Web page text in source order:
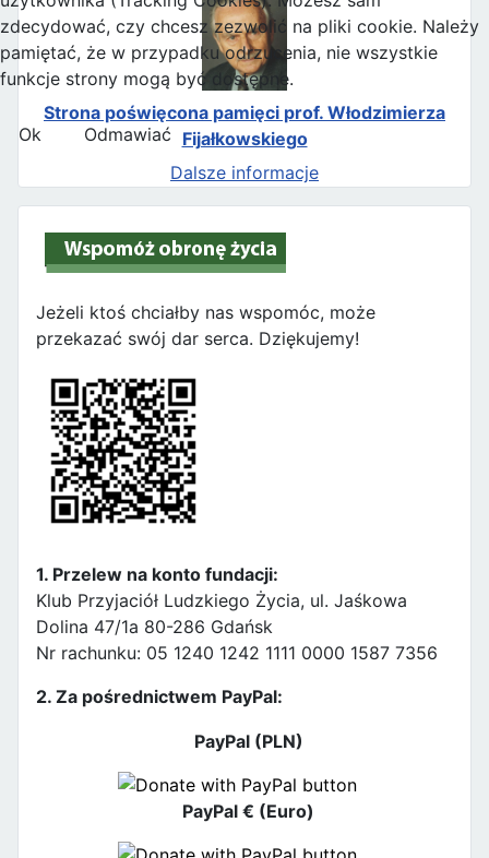
Strona poświęcona pamięci prof. Włodzimierza
Fijałkowskiego
Jeżeli ktoś chciałby nas wspomóc, może
przekazać swój dar serca. Dziękujemy!
1. Przelew na konto fundacji:
Klub Przyjaciół Ludzkiego Życia, ul. Jaśkowa
Dolina 47/1a 80-286 Gdańsk
Nr rachunku: 05 1240 1242 1111 0000 1587 7356
2. Za pośrednictwem PayPal:
PayPal (PLN)
PayPal € (Euro)
zdecydować, czy chcesz zezwolić na pliki cookie. Należy
pamiętać, że w przypadku odrzucenia, nie wszystkie
funkcje strony mogą być dostępne.
Ok
Odmawiać
Dalsze informacje